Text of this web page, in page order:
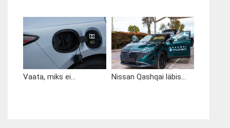
Vaata, miks ei... Nissan Qashqai läbis...